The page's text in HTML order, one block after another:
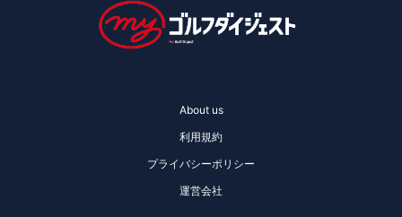
About us
利用規約
プライバシーポリシー
運営会社